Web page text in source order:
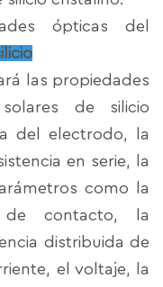
ópticas del
las propiedades
de silicio
del electrodo, la
en serie, la
como la
de contacto, la
distribuida de
el voltaje, la